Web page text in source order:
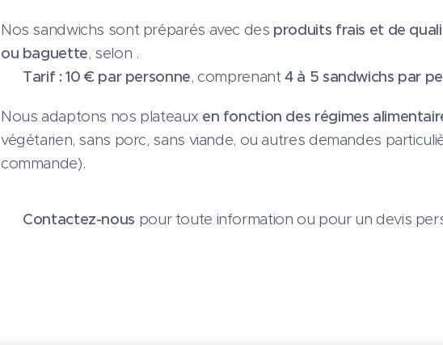
Nos sandwichs sont préparés avec des produits frais et de
ou baguette, selon .
Tarif : 10 € par personne, comprenant4 à 5 sandwichs par
Nous adaptons nos plateaux en fonction des régimes
végétarien, sans porc, sans viande, ou autres demandes
commande).
Contactez-nous pour toute information ou pour un devis